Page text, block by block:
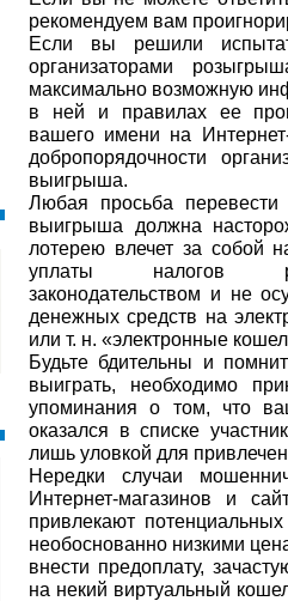
рекомендуем вам
Если вы решили
организаторами
максимально возможную
в ней и правилах ее
вашего имени на
добропорядочности
выигрыша.
Любая просьба
выигрыша должна
лотерею влечет за собой
уплаты налогов
законодательством и не
денежных средств на
или т. н. «электронные
Будьте бдительны и
выиграть, необходимо
упоминания о том, что
оказался в списке
лишь уловкой для
Нередки случаи
Интернет-магазинов и
привлекают
необоснованно низкими
внести предоплату,
на некий виртуальный